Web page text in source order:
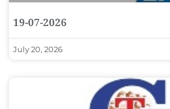
19-07-2026
July 20, 2026